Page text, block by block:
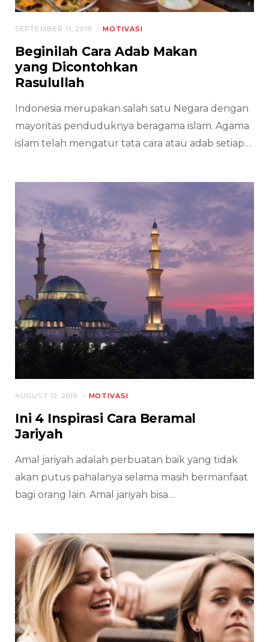
MOTIVASI
SEPTEMBER 11, 2019
Beginilah Cara Adab Makan
yang Dicontohkan
Rasulullah
Indonesia merupakan salah satu Negara dengan
mayoritas penduduknya beragama islam. Agama
islam telah mengatur tata cara atau adab setiap…
MOTIVASI
AUGUST 12, 2019
Ini 4 Inspirasi Cara Beramal
Jariyah
Amal jariyah adalah perbuatan baik yang tidak
akan putus pahalanya selama masih bermanfaat
bagi orang lain. Amal jariyah bisa…